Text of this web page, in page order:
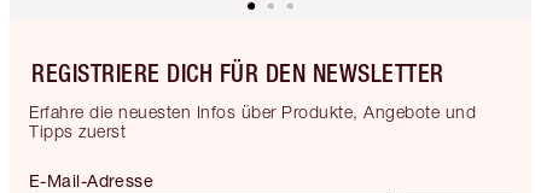
REGISTRIERE DICH FÜR DEN NEWSLETTER
Erfahre die neuesten Infos über Produkte, Angebote und
Tipps zuerst
E-Mail-Adresse